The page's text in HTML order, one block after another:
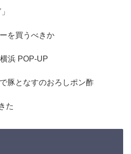
を買うべきか
浜 POP-UP
豚となすのおろしポン酢
た